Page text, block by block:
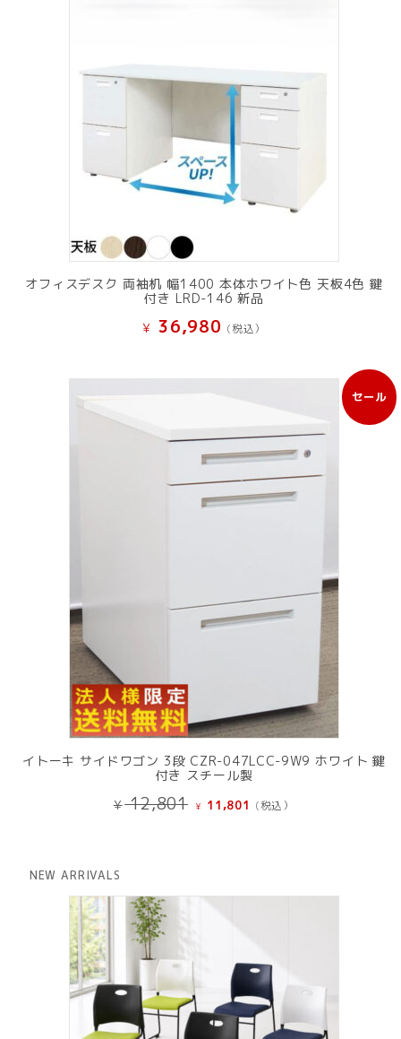
オフィスデスク 両袖机 幅1400 本体ホワイト色 天板4色 鍵
付き LRD-146 新品
¥ 36,980 (税込）
セール
販
売
イトーキ サイドワゴン 3段 CZR-047LCC-9W9 ホワイト 鍵
付き スチール製
¥12,801 元
¥ 11,801 現
(税込）
NEW ARRIVALS